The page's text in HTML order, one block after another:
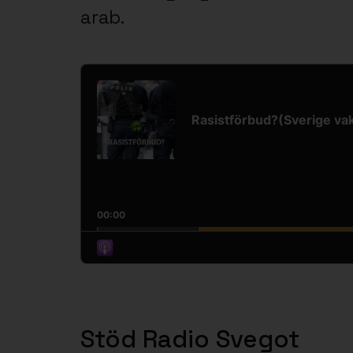
arab.
Audio
Player
Rasistförbud?(Sverige
00:00
Stöd Radio Svegot